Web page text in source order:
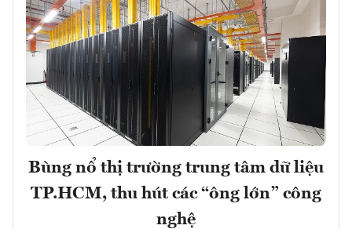
Bùng nổ thị trường trung tâm dữ liệu
TP.HCM, thu hút các “ông lớn” công
nghệ